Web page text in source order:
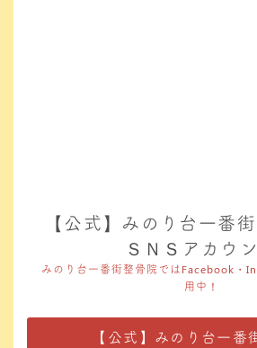
【公式】みのり台一番
ＳＮＳアカウ
みのり台一番街整骨院ではFacebook・
用中！
【公式】みのり台一番